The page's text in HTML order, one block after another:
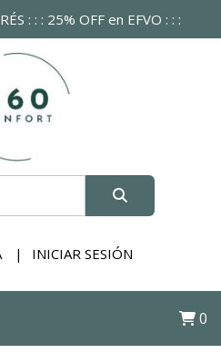
: : : 25% OFF en EFVO : : :
INICIAR SESIÓN
0